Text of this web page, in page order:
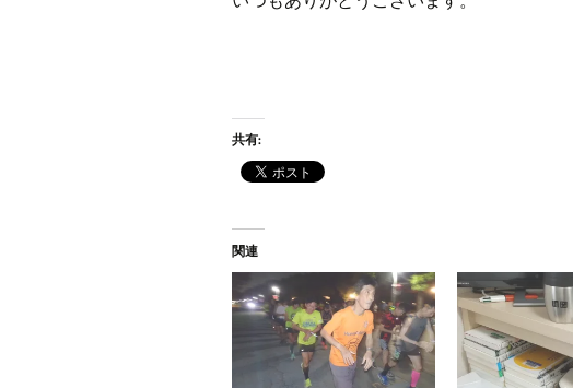
共有:
関連